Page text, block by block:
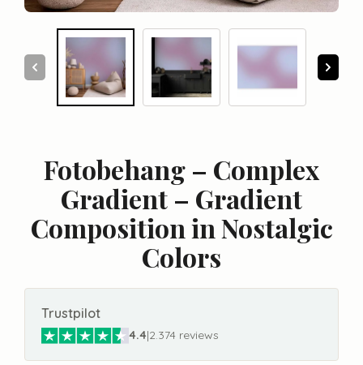
Fotobehang – Complex
Gradient – Gradient
Composition in Nostalgic
Colors
Trustpilot
4.4|2.374 reviews